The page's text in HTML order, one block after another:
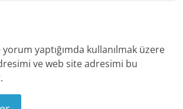
yaptığımda kullanılmak üzere
ve web site adresimi bu